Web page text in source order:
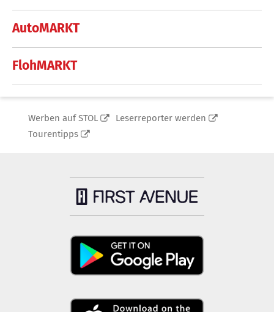
AutoMARKT
FlohMARKT
Werben auf STOL
Leserreporter werden
Tourentipps